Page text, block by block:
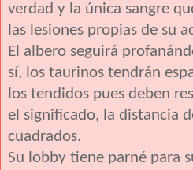
verdad y la única sangre
las lesiones propias de su
El albero seguirá
sí, los taurinos tendrán
los tendidos pues deben
el significado, la distancia
cuadrados.
Su lobby tiene parné para